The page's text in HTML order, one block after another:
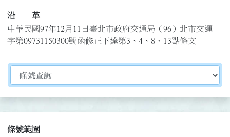
沿 革
中華民國97年12月11日臺北市政府交通局（96）北市交運
字第09731150300號函修正下達第3、4、8、13點條文
切換選擇法規資訊內容
條號範圍